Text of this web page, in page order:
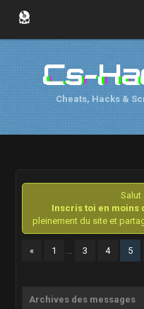
Cs-
Cheats, Hacks &
Salut
Inscris toi en moins
pleinement du site et
« 1 … 3 4 5
Archives des messages